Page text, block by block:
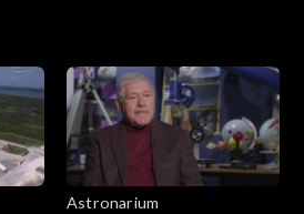
Astronarium